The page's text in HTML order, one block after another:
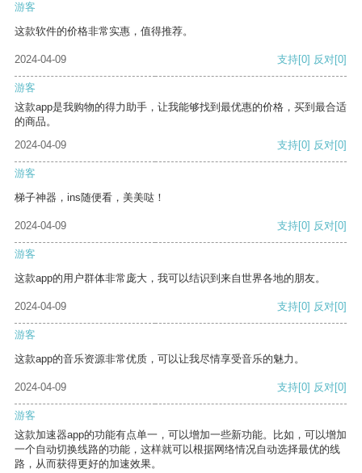
游客
这款软件的价格非常实惠，值得推荐。
2024-04-09 支持[0] 反对[0]
游客
这款app是我购物的得力助手，让我能够找到最优惠的价格，买到最合适
的商品。
2024-04-09
支持[0] 反对[0]
游客
梯子神器，ins随便看，美美哒！
2024-04-09 支持[0] 反对[0]
游客
这款app的用户群体非常庞大，我可以结识到来自世界各地的朋友。
2024-04-09 支持[0] 反对[0]
游客
这款app的音乐资源非常优质，可以让我尽情享受音乐的魅力。
2024-04-09 支持[0] 反对[0]
游客
这款加速器app的功能有点单一，可以增加一些新功能。比如，可以增加
一个自动切换线路的功能，这样就可以根据网络情况自动选择最优的线
路，从而获得更好的加速效果。